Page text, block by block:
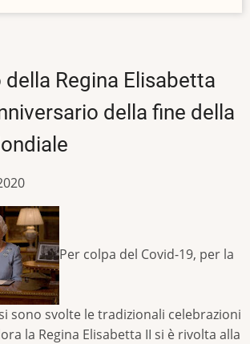
Regina Elisabetta
della fine della
Per colpa del Covid-19, per la
sono svolte le tradizionali celebrazioni
la Regina Elisabetta II si è rivolta alla